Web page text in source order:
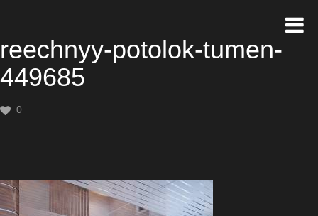
reechnyy-potolok-tumen-
449685
0